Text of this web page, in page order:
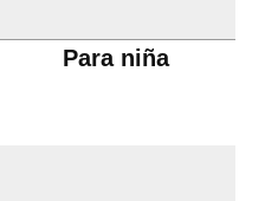
Para niña